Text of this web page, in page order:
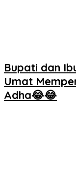
Bupati dan
Umat
Adha😂😂